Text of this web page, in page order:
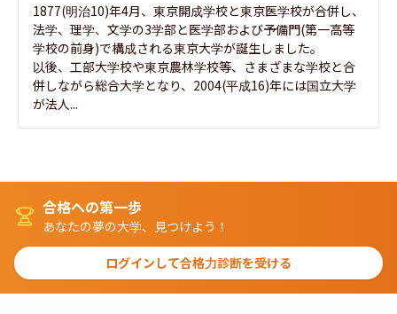
1877(明治10)年4月、東京開成学校と東京医学校が合併し、
法学、理学、文学の3学部と医学部および予備門(第一高等
学校の前身)で構成される東京大学が誕生しました。
以後、工部大学校や東京農林学校等、さまざまな学校と合
併しながら総合大学となり、2004(平成16)年には国立大学
が法人...
合格への第一歩
あなたの夢の大学、見つけよう！
ログインして合格力診断を受ける